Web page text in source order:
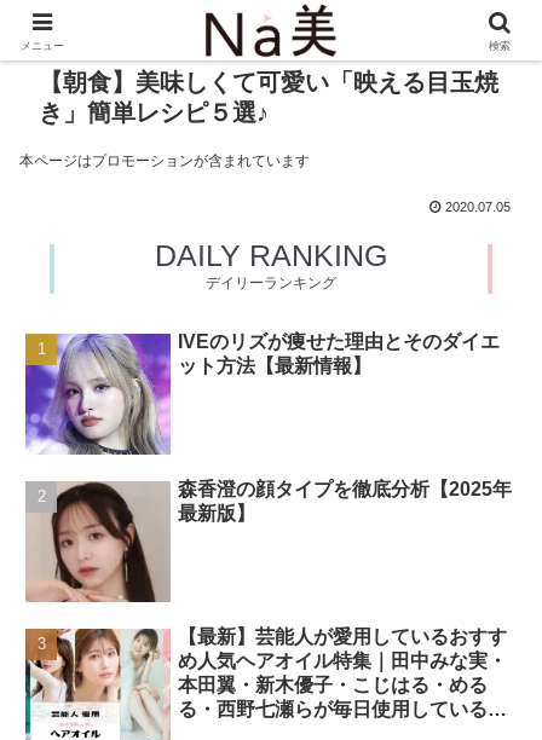
【朝食】美味しくて可愛い「映える目玉焼
き」簡単レシピ５選♪
本ページはプロモーションが含まれています
2020.07.05
DAILY RANKING
デイリーランキング
IVEのリズが痩せた理由とそのダイエ
ット方法【最新情報】
森香澄の顔タイプを徹底分析【2025年
最新版】
【最新】芸能人が愛用しているおすす
め人気ヘアオイル特集｜田中みな実・
本田翼・新木優子・こじはる・める
る・西野七瀬らが毎日使用しているヘ
メニュー 検索